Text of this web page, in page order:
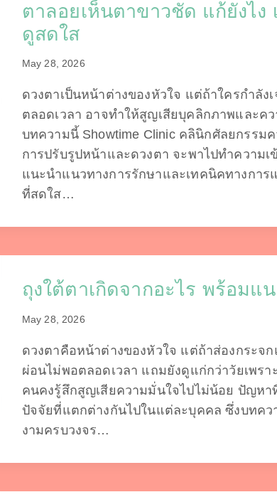
ตาลอยเห็นตาขาวชัด แก้ยังไง
ดูสดใส
May 28, 2026
ดวงตาเป็นหน้าต่างของหัวใจ แต่ถ้าใครกำลั
ตลอดเวลา อาจทำให้สูญเสียบุคลิกภาพและค
บทความนี้ Showtime Clinic คลินิกศัลยกรร
การปรับรูปหน้าและดวงตา จะพาไปทำความ
แนะนำแนวทางการรักษาและเทคนิคทางกา
ที่สดใส…
ถุงใต้ตาเกิดจากอะไร พร้อมแ
May 28, 2026
ดวงตาคือหน้าต่างของหัวใจ แต่ถ้าส่องกระ
ผ่อนไม่พอตลอดเวลา แถมยังดูแก่กว่าวัยเพ
คนคงรู้สึกสูญเสียความมั่นใจไปไม่น้อย ปัญหา
ปัจจัยที่แตกต่างกันไปในแต่ละบุคคล ซึ่งบทคว
งามครบวงจร…